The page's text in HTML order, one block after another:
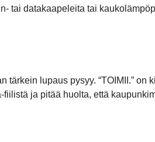
tai datakaapeleita tai
lupaus pysyy. “TOIMII.”
ja pitää huolta, että